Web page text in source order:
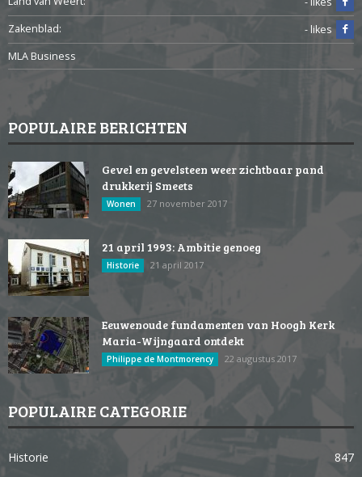
Zakenblad:
- likes
MLA Business
POPULAIRE BERICHTEN
Gevel en gevelsteen weer zichtbaar pand
drukkerij Smeets
Wonen 27 november 2017
21 april 1993: Ambitie genoeg
Historie 21 april 2017
Eeuwenoude fundamenten van Hoogh Kerk
Maria-Wijngaard ontdekt
Philippe de Montmorency 22 augustus 2017
POPULAIRE CATEGORIE
Historie
847